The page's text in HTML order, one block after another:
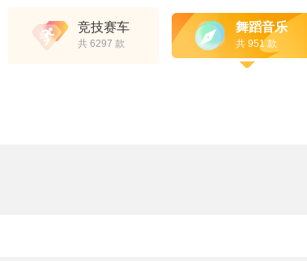
竞技赛车
共 6297 款
舞蹈音乐
共 951 款